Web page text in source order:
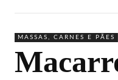
MASSAS, CARNES E PÃES